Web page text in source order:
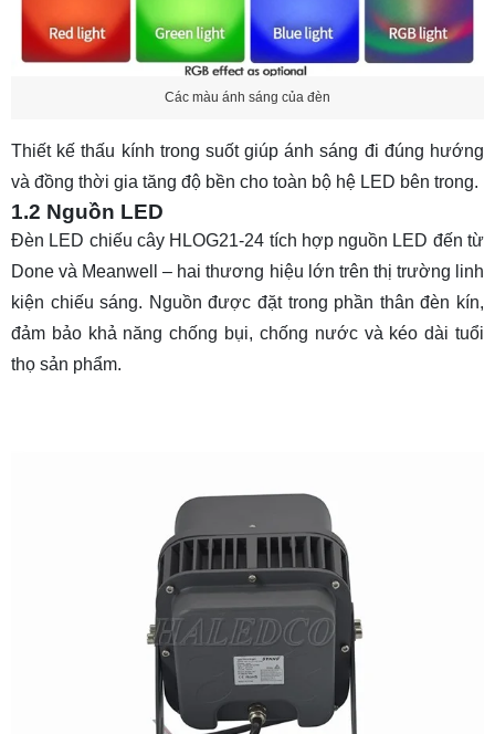
Các màu ánh sáng của đèn
Thiết kế thấu kính trong suốt giúp ánh sáng đi đúng hướng
và đồng thời gia tăng độ bền cho toàn bộ hệ LED bên trong.
1.2 Nguồn LED
Đèn LED chiếu cây HLOG21-24 tích hợp nguồn LED đến từ
Done và Meanwell – hai thương hiệu lớn trên thị trường linh
kiện chiếu sáng. Nguồn được đặt trong phần thân đèn kín,
đảm bảo khả năng chống bụi, chống nước và kéo dài tuổi
thọ sản phẩm.